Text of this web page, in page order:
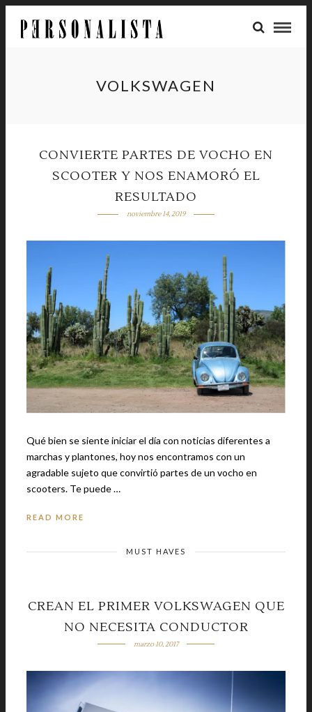
VOLKSWAGEN
CONVIERTE PARTES DE VOCHO EN
SCOOTER Y NOS ENAMORÓ EL
RESULTADO
noviembre 14, 2019
Qué bien se siente iniciar el día con noticias diferentes a
marchas y plantones, hoy nos encontramos con un
agradable sujeto que convirtió partes de un vocho en
scooters. Te puede …
READ MORE
MUST HAVES
CREAN EL PRIMER VOLKSWAGEN QUE
NO NECESITA CONDUCTOR
marzo 10, 2017